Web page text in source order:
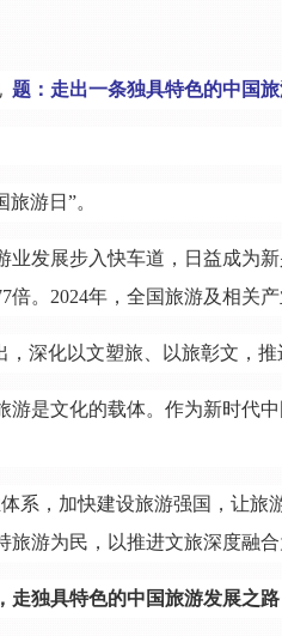
题：走出一条独具特色的中国
游日”。
业发展步入快车道，日益成为
倍。2024年，全国旅游及相关
，深化以文塑旅、以旅彰文，
游是文化的载体。作为新时代
系，加快建设旅游强国，让
旅游为民，以推进文旅深度融
走独具特色的中国旅游发展之路